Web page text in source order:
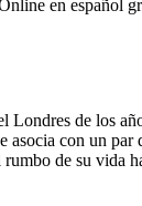
en español
Londres de los
asocia con un
de su vida